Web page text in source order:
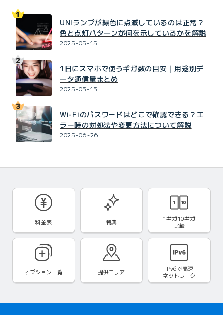
UNIランプが緑色に点滅しているのは正常？
色と点灯パターンが何を示しているかを解説
2025-05-15
1日にスマホで使うギガ数の目安｜用途別デ
ータ通信量まとめ
2025-03-13
Wi-Fiのパスワードはどこで確認できる？エ
ラー時の対処法や変更方法について解説
2025-06-26
料金表 特典
1ギガ10ギガ
比較
オプション一覧 提供エリア IPv6で高速
ネットワーク